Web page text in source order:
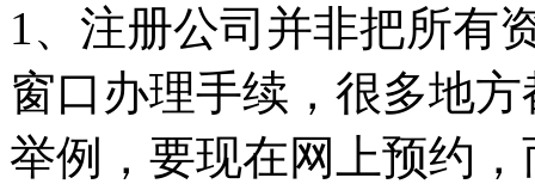
1、注册公司并非把所有
窗口办理手续，很多地
举例，要现在网上预约